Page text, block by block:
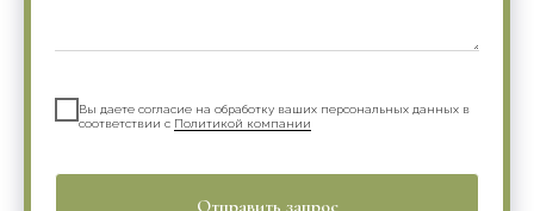
Вы даете согласие на обработку ваших персональных данных в
соответствии с Политикой компании